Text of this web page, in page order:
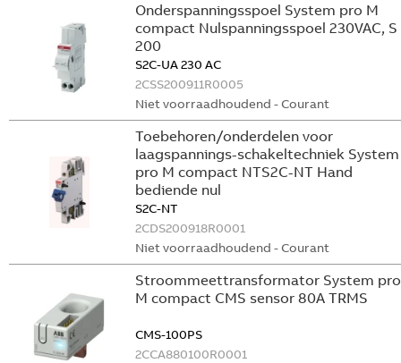
Onderspanningsspoel System pro M
compact Nulspanningsspoel 230VAC, S
200
S2C-UA 230 AC
2CSS200911R0005
Niet voorraadhoudend - Courant
Toebehoren/onderdelen voor
laagspannings-schakeltechniek System
pro M compact NTS2C-NT Hand
bediende nul
S2C-NT
2CDS200918R0001
Niet voorraadhoudend - Courant
Stroommeettransformator System pro
M compact CMS sensor 80A TRMS
CMS-100PS
2CCA880100R0001